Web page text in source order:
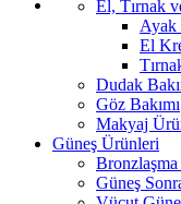
El, Tırnak
Ayak
El
Dudak
Göz Bakımı
Makyaj
Güneş Ürünleri
Güneş